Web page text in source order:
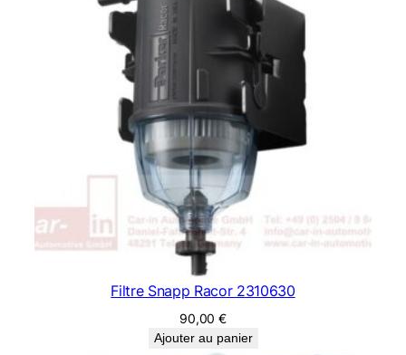
Filtre Snapp Racor 2310630
90,00€
Ajouter au panier